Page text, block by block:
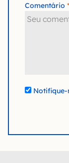
Comentário
Notifique-